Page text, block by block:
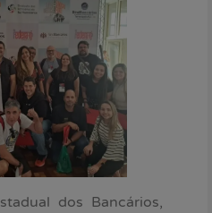
dos Bancários,